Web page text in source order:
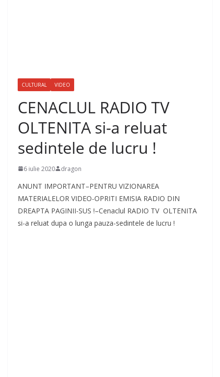
CULTURAL VIDEO
CENACLUL RADIO TV
OLTENITA si-a reluat
sedintele de lucru !
6 iulie 2020 dragon
ANUNT IMPORTANT–PENTRU VIZIONAREA
MATERIALELOR VIDEO-OPRITI EMISIA RADIO DIN
DREAPTA PAGINII-SUS !–Cenaclul RADIO TV OLTENITA
si-a reluat dupa o lunga pauza-sedintele de lucru !